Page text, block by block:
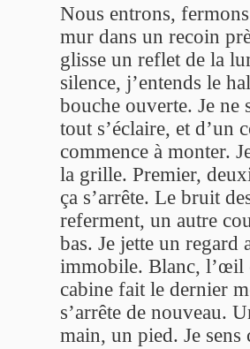
Nous entrons,
mur dans un recoin
glisse un reflet de la
silence, j’entends le
bouche ouverte. Je ne
tout s’éclaire, et d’un
commence à monter.
la grille. Premier,
ça s’arrête. Le bruit
referment, un autre
bas. Je jette un
immobile. Blanc, l’œil
cabine fait le dernier
s’arrête de nouveau.
main, un pied. Je sens